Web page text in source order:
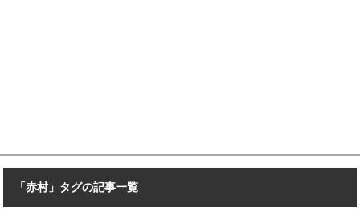
「赤村」タグの記事一覧